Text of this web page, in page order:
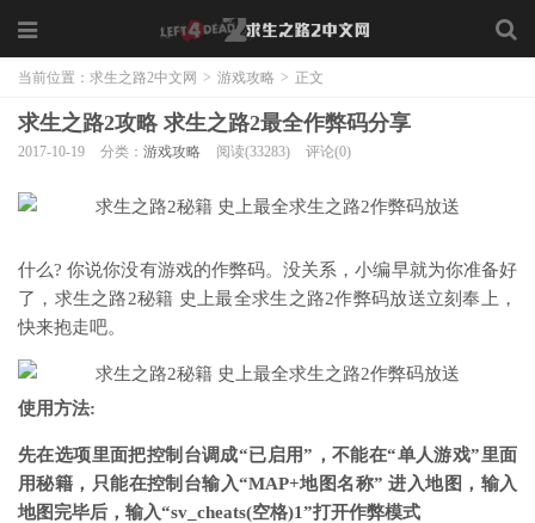
当前位置： 求生之路2中文网 > 游戏攻略 > 正文
求生之路2攻略 求生之路2最全作弊码分享
2017-10-19 分类： 游戏攻略 阅读(33283) 评论(0)
什么? 你说你没有游戏的作弊码。没关系，小编早就为你准备好
了，求生之路2秘籍 史上最全求生之路2作弊码放送立刻奉上，
快来抱走吧。
使用方法:
先在选项里面把控制台调成“已启用”，不能在“单人游戏”里面
用秘籍，只能在控制台输入“MAP+地图名称” 进入地图，输入
地图完毕后，输入“sv_cheats(空格)1”打开作弊模式